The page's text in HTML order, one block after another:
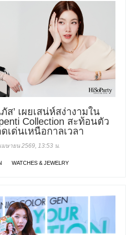
ส’ เผยเสน่ห์สง่างามใน
Collection สะท้อนตัว
เด่นเหนือกาลเวลา
มษายน 2569, 13:53 น.
WATCHES & JEWELRY